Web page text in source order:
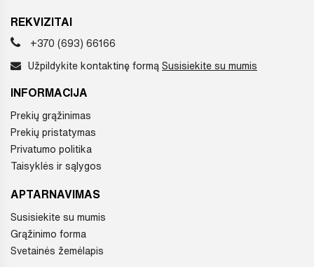
REKVIZITAI
+370 (693) 66166
Užpildykite kontaktinę formą Susisiekite su mumis
INFORMACIJA
Prekių grąžinimas
Prekių pristatymas
Privatumo politika
Taisyklės ir sąlygos
APTARNAVIMAS
Susisiekite su mumis
Grąžinimo forma
Svetainės žemėlapis